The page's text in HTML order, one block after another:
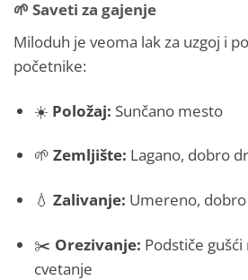
🌱 Saveti za gajenje
Miloduh je veoma lak za uzgoj i
početnike:
☀️ Položaj: Sunčano mesto
🌱 Zemljište: Lagano, dobro
💧 Zalivanje: Umereno,
✂️ Orezivanje: Podstiče
cvetanje